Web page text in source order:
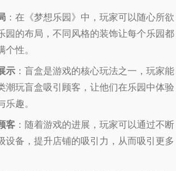
：在《梦想乐园》中，玩家可以随心所欲
园的布局，不同风格的装饰让每个乐园都
性。
示 ：盲盒是游戏的核心玩法之一，玩家能
潮玩盲盒吸引顾客，让他们在乐园中体验
趣。
客 ：随着游戏的进展，玩家可以通过不断
设备，提升店铺的吸引力，从而吸引更多